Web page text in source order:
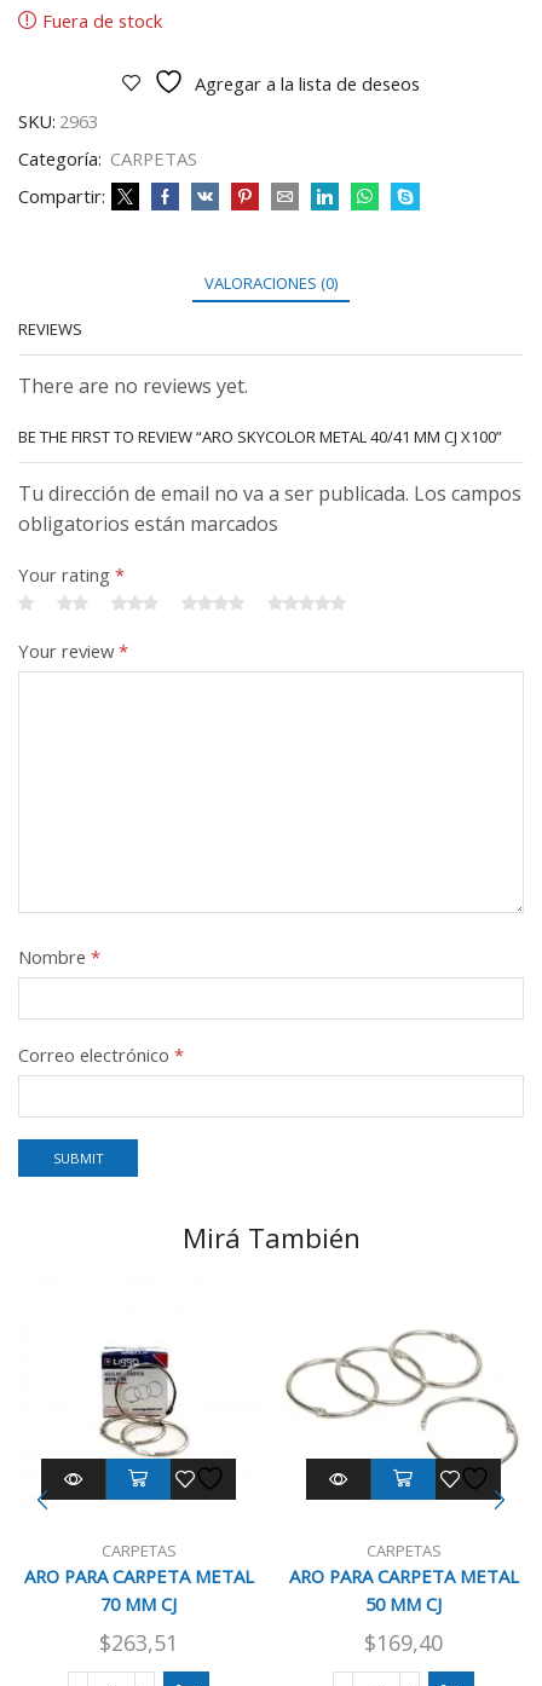
Fuera de stock
Agregar a la lista de deseos
SKU: 2963
Categoría: CARPETAS
Compartir:
VALORACIONES (0)
REVIEWS
There are no reviews yet.
BE THE FIRST TO REVIEW “ARO SKYCOLOR METAL 40/41 MM CJ X100”
Tu dirección de email no va a ser publicada. Los campos
obligatorios están marcados
Your rating *
Your review*
Nombre *
Correo electrónico *
Mirá También
CARPETAS
ARO PARA CARPETA METAL
70 MM CJ
$263,51
CARPETAS
ARO PARA CARPETA METAL
50 MM CJ
$169,40